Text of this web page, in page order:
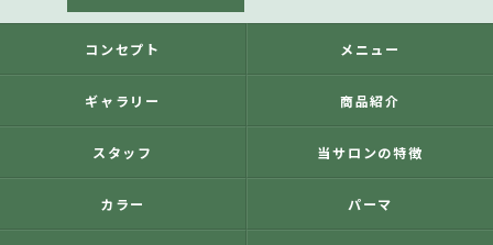
コンセプト メニュー
ギャラリー 商品紹介
スタッフ 当サロンの特徴
カラー パーマ